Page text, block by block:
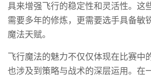
具来增强飞行的稳定性和灵活性。这
需要多年的修炼，更需要选手具备敏
魔法天赋。
飞行魔法的魅力不仅仅体现在比赛中
也涉及到策略与战术的深层运用。在